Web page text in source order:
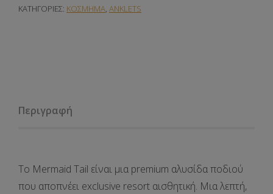
ΚΑΤΗΓΟΡΊΕΣ: ΚΟΣΜΗΜΑ, ANKLETS
Περιγραφή
Το Mermaid Tail είναι μια premium αλυσίδα ποδιού
που αποπνέει exclusive resort αισθητική. Μια λεπτή,